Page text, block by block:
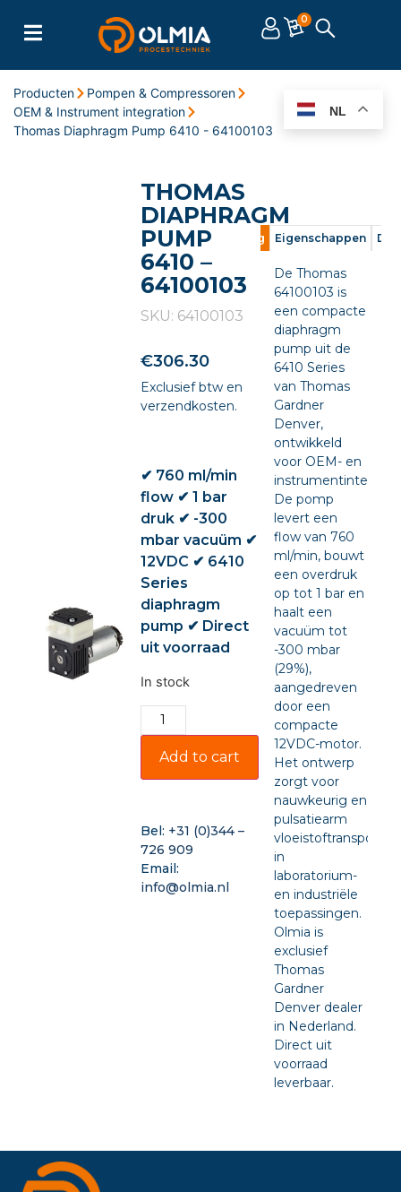
0
Producten
Pompen & Compressoren
OEM & Instrument integration
Thomas Diaphragm Pump 6410 - 64100103
THOMAS
DIAPHRAGM
PUMP
6410 –
64100103
SKU: 64100103
€306.30
Exclusief btw en
verzendkosten.
✔ 760 ml/min
flow ✔ 1 bar
druk ✔ -300
mbar vacuüm ✔
12VDC ✔ 6410
Series
diaphragm
pump ✔ Direct
uit voorraad
In stock
Add to cart
Bel: +31 (0)344 –
726 909
Email:
info@olmia.nl
Omschrijving Eigenschappen
De Thomas
64100103 is
een compacte
diaphragm
pump uit de
6410 Series
van Thomas
Gardner
Denver,
ontwikkeld
voor OEM- en
De pomp
levert een
flow van 760
ml/min, bouwt
een overdruk
op tot 1 bar en
haalt een
vacuüm tot
-300 mbar
(29%),
aangedreven
door een
compacte
12VDC-motor.
Het ontwerp
zorgt voor
nauwkeurig en
pulsatiearm
vloeistoftransport
in
laboratorium-
en industriële
toepassingen.
Olmia is
exclusief
Thomas
Gardner
Denver dealer
in Nederland.
Direct uit
voorraad
leverbaar.
NL